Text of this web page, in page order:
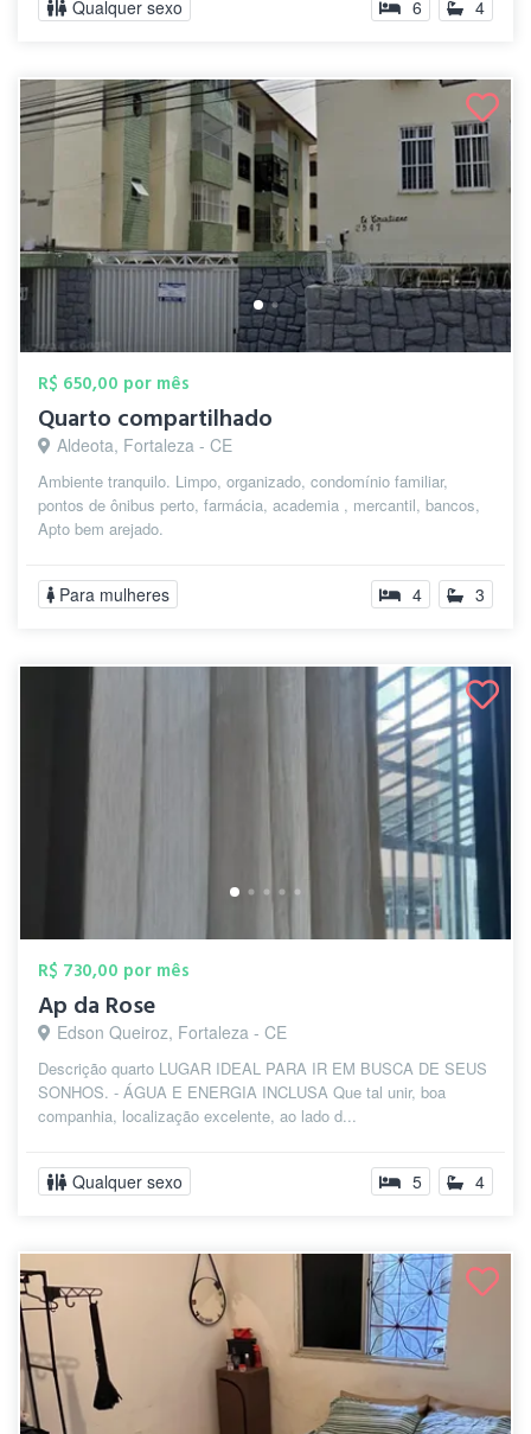
Qualquer sexo 6 4
R$ 650,00 por mês
Quarto compartilhado
Aldeota, Fortaleza - CE
Ambiente tranquilo. Limpo, organizado, condomínio familiar,
pontos de ônibus perto, farmácia, academia , mercantil, bancos,
Apto bem arejado.
Para mulheres 4 3
R$ 730,00 por mês
Ap da Rose
Edson Queiroz, Fortaleza - CE
Descrição quarto LUGAR IDEAL PARA IR EM BUSCA DE SEUS
SONHOS. - ÁGUA E ENERGIA INCLUSA Que tal unir, boa
companhia, localização excelente, ao lado d...
Qualquer sexo 5 4